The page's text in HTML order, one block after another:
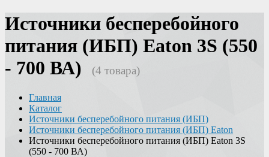
Источники бесперебойного
питания (ИБП) Eaton 3S (550
- 700 ВА)
(4 товара)
Главная
Каталог
Источники бесперебойного питания (ИБП)
Источники бесперебойного питания (ИБП) Eaton
Источники бесперебойного питания (ИБП) Eaton 3S
(550 - 700 ВА)